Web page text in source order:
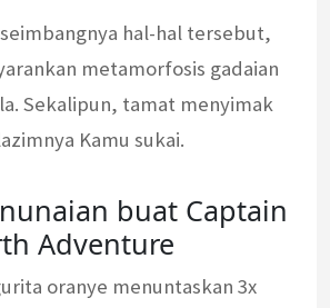
hal-hal tersebut,
metamorfosis gadaian
Sekalipun, tamat menyimak
Kamu sukai.
buat Captain
Adventure
oranye menuntaskan 3x